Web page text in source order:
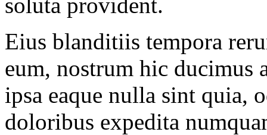
Eius blanditiis tempora
eum, nostrum hic
ipsa eaque nulla sint quia,
doloribus expedita